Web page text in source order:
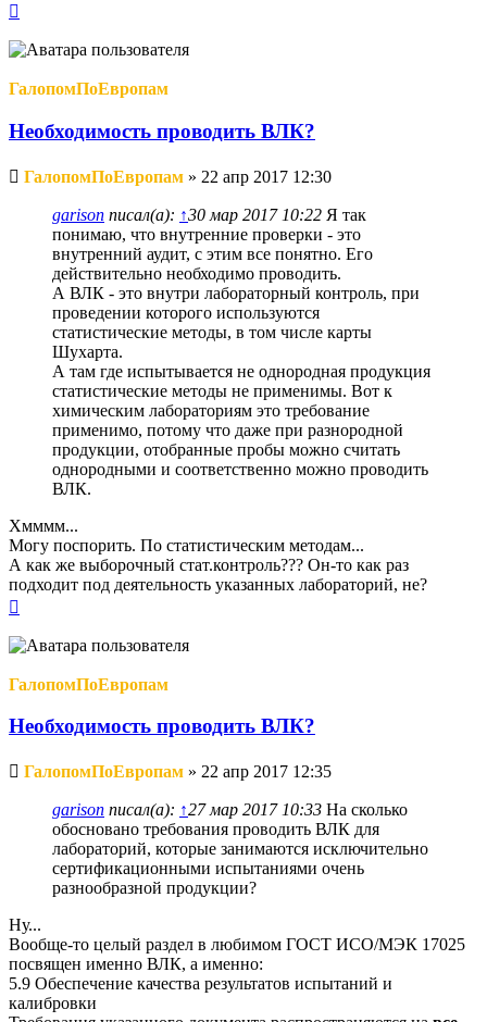
началу
ГалопомПоЕвропам
Необходимость проводить ВЛК?
Непрочитанное
ГалопомПоЕвропам » 22 апр 2017 12:30
garison писал(а): ↑30 мар 2017 10:22 Я так
понимаю, что внутренние проверки - это
внутренний аудит, с этим все понятно. Его
действительно необходимо проводить.
А ВЛК - это внутри лабораторный контроль, при
проведении которого используются
статистические методы, в том числе карты
Шухарта.
А там где испытывается не однородная продукция
статистические методы не применимы. Вот к
химическим лабораториям это требование
применимо, потому что даже при разнородной
продукции, отобранные пробы можно считать
однородными и соответственно можно проводить
ВЛК.
Хмммм...
Могу поспорить. По статистическим методам...
А как же выборочный стат.контроль??? Он-то как раз
подходит под деятельность указанных лабораторий, не?
началу
ГалопомПоЕвропам
Необходимость проводить ВЛК?
Непрочитанное
ГалопомПоЕвропам » 22 апр 2017 12:35
garison писал(а): ↑27 мар 2017 10:33 На сколько
обосновано требования проводить ВЛК для
лабораторий, которые занимаются исключительно
сертификационными испытаниями очень
разнообразной продукции?
Ну...
Вообще-то целый раздел в любимом ГОСТ ИСО/МЭК 17025
посвящен именно ВЛК, а именно:
5.9 Обеспечение качества результатов испытаний и
калибровки